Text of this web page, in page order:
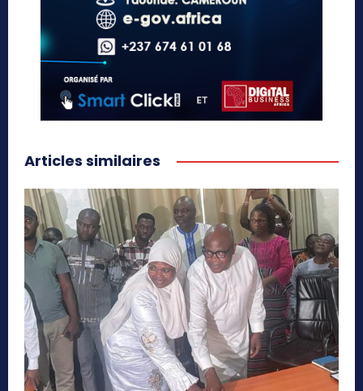
Articles similaires